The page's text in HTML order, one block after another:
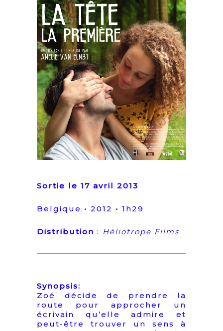
Sortie le 17 avril 2013
Belgique • 2012 • 1h29
Distribution : Héliotrope Films
Synopsis:
Zoé décide de prendre la
route pour approcher un
écrivain qu’elle admire et
peut-être trouver un sens à